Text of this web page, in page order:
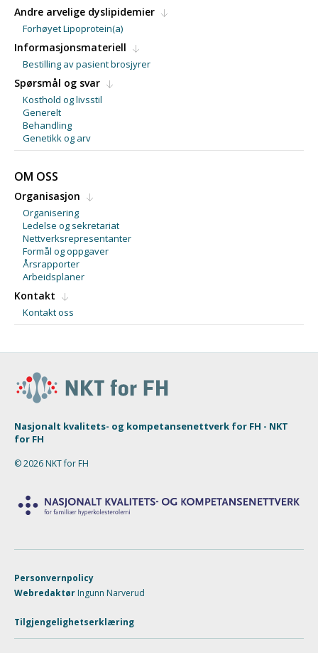
Andre arvelige dyslipidemier
Forhøyet Lipoprotein(a)
Informasjonsmateriell
Bestilling av pasient brosjyrer
Spørsmål og svar
Kosthold og livsstil
Generelt
Behandling
Genetikk og arv
OM OSS
Organisasjon
Organisering
Ledelse og sekretariat
Nettverksrepresentanter
Formål og oppgaver
Årsrapporter
Arbeidsplaner
Kontakt
Kontakt oss
Nasjonalt kvalitets- og kompetansenettverk for FH - NKT
for FH
© 2026 NKT for FH
Personvernpolicy
Webredaktør Ingunn Narverud
Tilgjengelighetserklæring